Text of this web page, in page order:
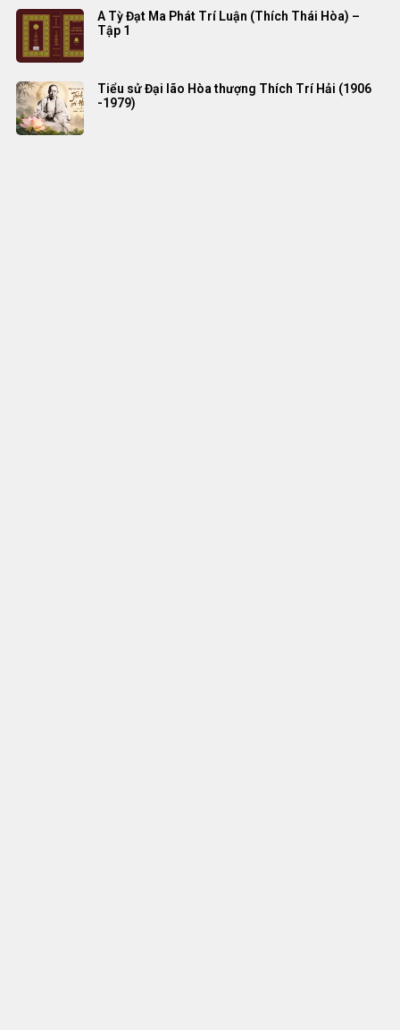
A Tỳ Đạt Ma Phát Trí Luận (Thích Thái Hòa) –
Tập 1
Tiểu sử Đại lão Hòa thượng Thích Trí Hải (1906
-1979)